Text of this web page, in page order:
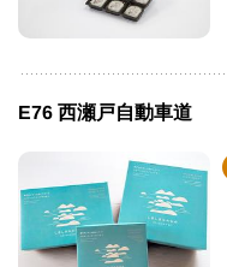
E76 西瀬戸自動車道